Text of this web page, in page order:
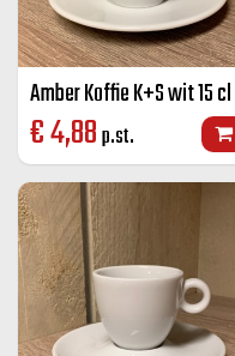
Amber Koffie K+S wit 15 cl
€4,88p.st.